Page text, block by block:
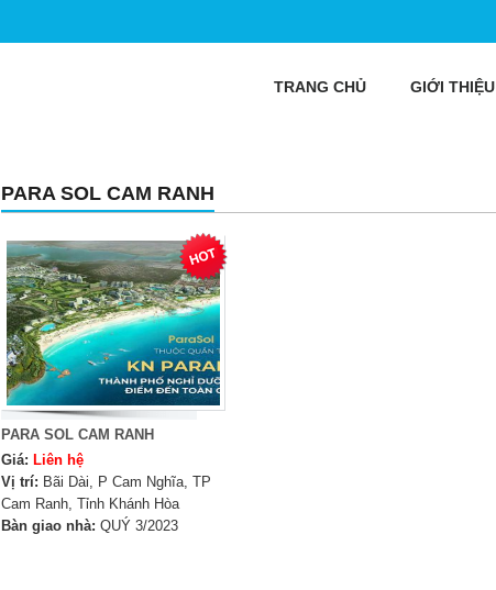
TRANG CHỦ GIỚI THIỆU
PARA SOL CAM RANH
PARA SOL CAM RANH
Giá: Liên hệ
Vị trí: Bãi Dài, P Cam Nghĩa, TP
Cam Ranh, Tỉnh Khánh Hòa
Bàn giao nhà: QUÝ 3/2023